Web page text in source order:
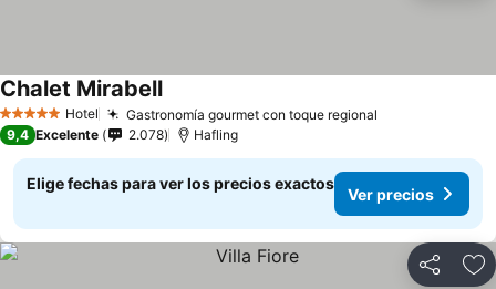
5 Estrellas Hotel Gastronomía gourmet con toque regional
Chalet Mirabell
9,4 Excelente 2.078 Hafling
Elige fechas para ver los precios exactos
Ver precios
Compartir